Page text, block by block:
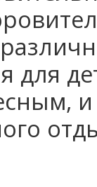
для
и